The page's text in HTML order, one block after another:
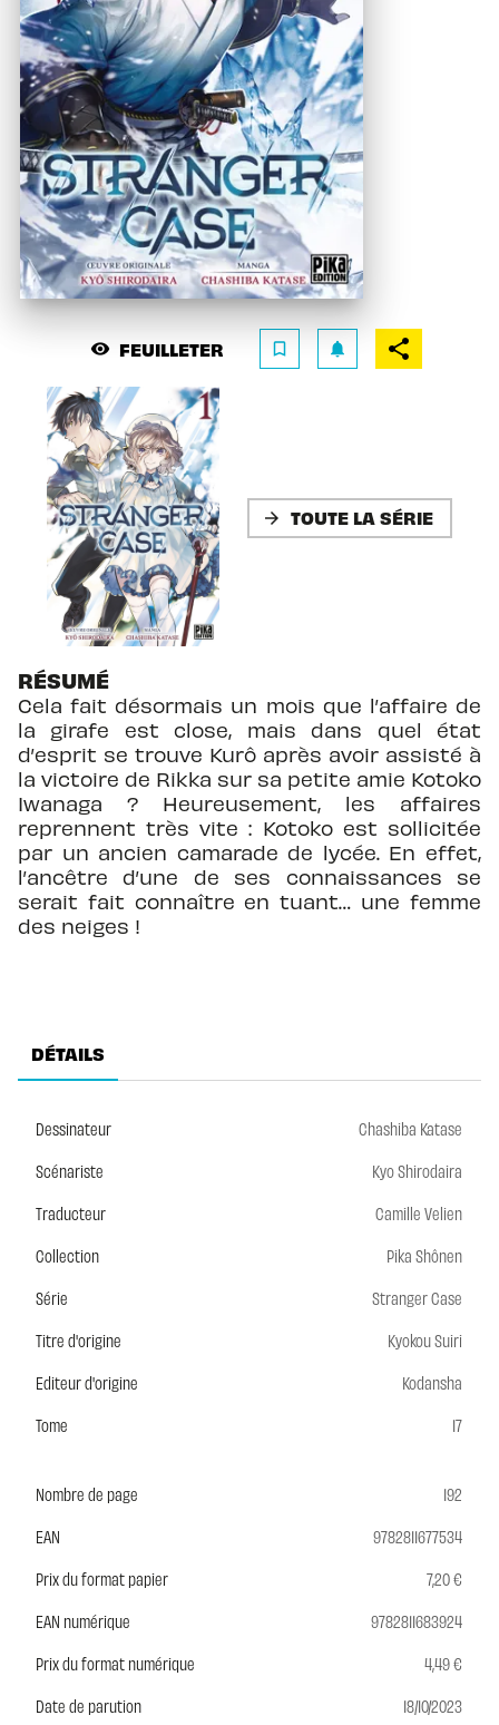
visibility FEUILLETER bookmark_border notifications
arrow_forward TOUTE LA SÉRIE
RÉSUMÉ
Cela fait désormais un mois que l’affaire de
la girafe est close, mais dans quel état
d’esprit se trouve Kurô après avoir assisté à
la victoire de Rikka sur sa petite amie Kotoko
Iwanaga ? Heureusement, les affaires
reprennent très vite : Kotoko est sollicitée
par un ancien camarade de lycée. En effet,
l’ancêtre d’une de ses connaissances se
serait fait connaître en tuant… une femme
des neiges !
DÉTAILS
Dessinateur
Chashiba Katase
Scénariste
Kyo Shirodaira
Traducteur
Camille Velien
Collection
Pika Shônen
Série
Stranger Case
Titre d'origine
Kyokou Suiri
Editeur d'origine
Kodansha
Tome
17
Nombre de page
192
EAN
9782811677534
Prix du format papier
7,20 €
EAN numérique
9782811683924
Prix du format numérique
4,49 €
Date de parution
18/10/2023